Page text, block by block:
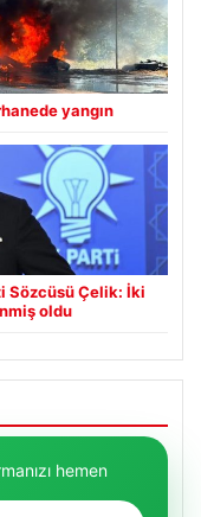
yangın
Sözcüsü Çelik: İki
oldu
hemen